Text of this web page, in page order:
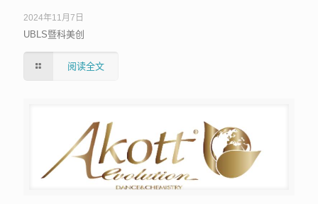
2024年11月7日
UBLS暨科美创
阅读全文